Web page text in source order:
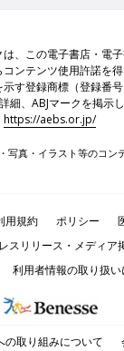
、この電子書店・電子
ンテンツ使用許諾を
す登録商標（登録番
細、ABJマークを掲示
https://aebs.or.jp/
写真・イラスト等のコン
用規約 ポリシー
スリリース・メディア
利用者情報の取り扱い
の取り組みについて